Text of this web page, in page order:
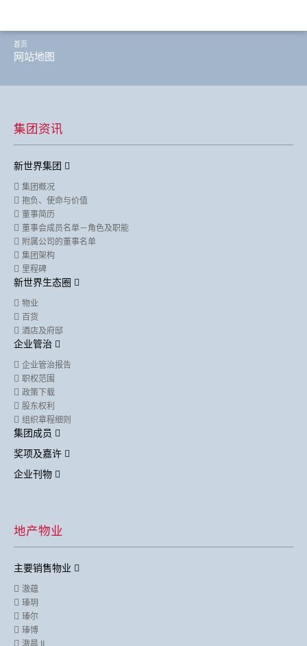
首页
网站地图
集团资讯
新世界集团
集团概况
抱负、使命与价值
董事简历
董事会成员名单－角色及职能
附属公司的董事名单
集团架构
里程碑
新世界生态圈
物业
百货
酒店及府邸
企业管治
企业管治报告
职权范围
政策下载
股东权利
组织章程细则
集团成员
奖项及嘉许
企业刊物
地产物业
主要销售物业
滶蕴
瑧玥
瑧尔
瑧博
滶晨 II